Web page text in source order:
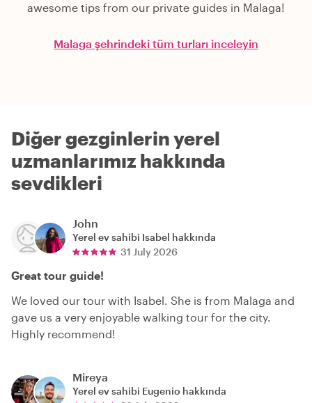
awesome tips from our private guides in Malaga!
Malaga şehrindeki tüm turları inceleyin
Diğer gezginlerin yerel
uzmanlarımız hakkında
sevdikleri
John
Yerel ev sahibi Isabel hakkında
31 July 2026
Great tour guide!
We loved our tour with Isabel. She is from Malaga and
gave us a very enjoyable walking tour for the city.
Highly recommend!
Mireya
Yerel ev sahibi Eugenio hakkında